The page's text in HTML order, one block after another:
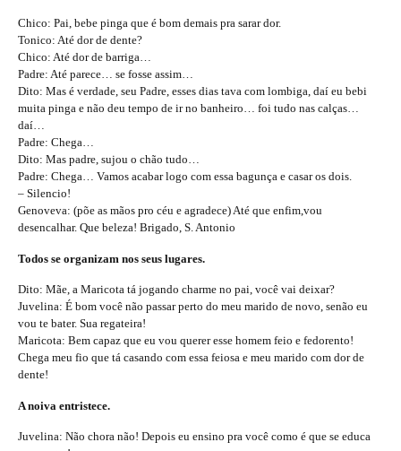
Chico: Pai, bebe pinga que é bom demais pra sarar dor.
Tonico: Até dor de dente?
Chico: Até dor de barriga…
Padre: Até parece… se fosse assim…
Dito: Mas é verdade, seu Padre, esses dias tava com lombiga, daí eu bebi
muita pinga e não deu tempo de ir no banheiro… foi tudo nas calças…
daí…
Padre: Chega…
Dito: Mas padre, sujou o chão tudo…
Padre: Chega… Vamos acabar logo com essa bagunça e casar os dois.
– Silencio!
Genoveva: (põe as mãos pro céu e agradece) Até que enfim,vou
desencalhar. Que beleza! Brigado, S. Antonio
Todos se organizam nos seus lugares.
Dito: Mãe, a Maricota tá jogando charme no pai, você vai deixar?
Juvelina: É bom você não passar perto do meu marido de novo, senão eu
vou te bater. Sua regateira!
Maricota: Bem capaz que eu vou querer esse homem feio e fedorento!
Chega meu fio que tá casando com essa feiosa e meu marido com dor de
dente!
A noiva entristece.
Juvelina: Não chora não! Depois eu ensino pra você como é que se educa